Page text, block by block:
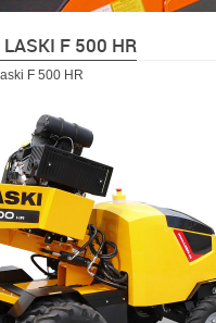
LASKI F 500 HR
F 500 HR